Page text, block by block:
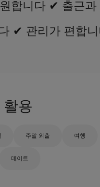
합니다 ✔ 출근과
✔ 관리가 편합
활용
주말 외출 여행
데이트